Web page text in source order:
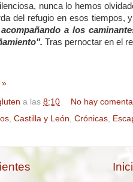
nunca lo hemos
del refugio en esos tiempos,
a los
Tras pernoctar en el
»
a las 8:10
No hay
, Castilla y León, Crónicas,